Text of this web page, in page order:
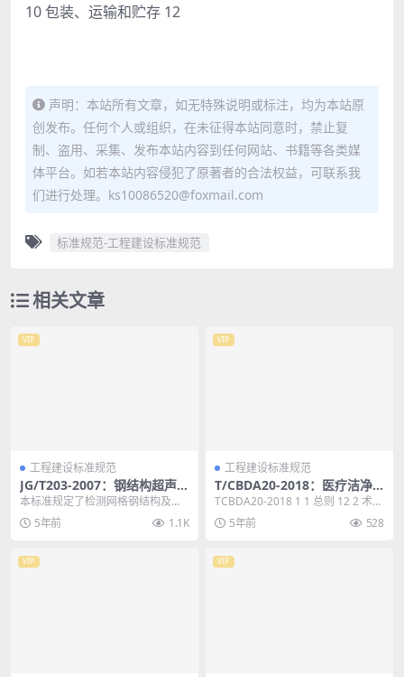
10 包装、运输和贮存 12
声明：本站所有文章，如无特殊说明或标注，均为本站原
创发布。任何个人或组织，在未征得本站同意时，禁止复
制、盗用、采集、发布本站内容到任何网站、书籍等各类媒
体平台。如若本站内容侵犯了原著者的合法权益，可联系我
们进行处理。ks10086520@foxmail.com
标准规范-工程建设标准规范
相关文章
VIP
工程建设标准规范
JG/T203-2007：钢结构超声波
探伤及质量分级法
本标准规定了检测网格钢结构及其
圆管相贯节点焊接接头和钢管对接
焊缝即管节点用斜探头...
5年前 1.1K
VIP
工程建设标准规范
T/CBDA20-2018：医疗洁净
装饰装修工程技术规程
TCBDA20-2018 1 1 总则 12 2 术
语 13 3 基木舰定 14...
5年前 528
VIP VIP